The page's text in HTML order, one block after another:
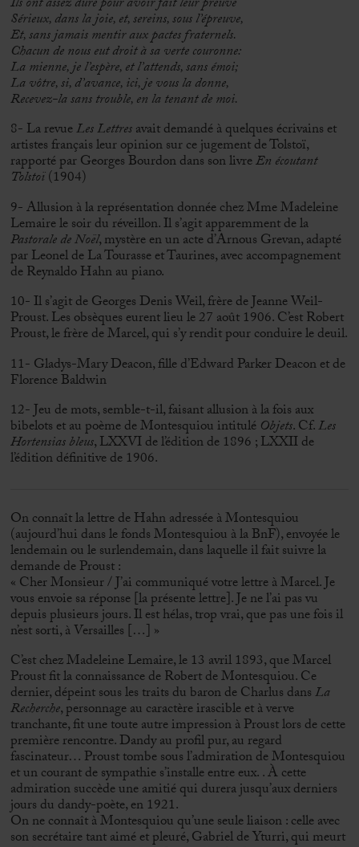
Sérieux, dans la joie, et, sereins, sous l’épreuve,
Et, sans jamais mentir aux pactes fraternels.
Chacun de nous eut droit à sa verte couronne:
La mienne, je l’espère, et l’attends, sans émoi;
La vôtre, si, d’avance, ici, je vous la donne,
Recevez-la sans trouble, en la tenant de moi.
8- La revueLes Lettresavait demandé à quelques écrivains et
artistes français leur opinion sur ce jugement de Tolstoï,
rapporté par Georges Bourdon dans son livreEn écoutant
Tolstoï(1904)
9- Allusion à la représentation donnée chez Mme Madeleine
Lemaire le soir du réveillon. Il s’agit apparemment de la
Pastorale de Noël, mystère en un acte d’Arnous Grevan, adapté
par Leonel de La Tourasse et Taurines, avec accompagnement
de Reynaldo Hahn au piano.
10- Il s’agit de Georges Denis Weil, frère de Jeanne Weil-
Proust. Les obsèques eurent lieu le 27 août 1906. C’est Robert
Proust, le frère de Marcel, qui s’y rendit pour conduire le deuil.
11- Gladys-Mary Deacon, fille d’Edward Parker Deacon et de
Florence Baldwin
12- Jeu de mots, semble-t-il, faisant allusion à la fois aux
bibelots et au poème de Montesquiou intitulé Objets. Cf.Les
Hortensias bleus, LXXVI de l’édition de 1896 ; LXXII de
l’édition définitive de 1906.
On connaît la lettre de Hahn adressée à Montesquiou
(aujourd’hui dans le fonds Montesquiou à la BnF), envoyée le
lendemain ou le surlendemain, dans laquelle il fait suivre la
demande de Proust :
« Cher Monsieur / J’ai communiqué votre lettre à Marcel. Je
vous envoie sa réponse [la présente lettre]. Je ne l’ai pas vu
depuis plusieurs jours. Il est hélas, trop vrai, que pas une fois il
n’est sorti, à Versailles […] »
C’est chez Madeleine Lemaire, le 13 avril 1893, que Marcel
Proust fit la connaissance de Robert de Montesquiou. Ce
dernier, dépeint sous les traits du baron de Charlus dansLa
Recherche, personnage au caractère irascible et à verve
tranchante, fit une toute autre impression à Proust lors de cette
première rencontre. Dandy au profil pur, au regard
fascinateur… Proust tombe sous l’admiration de Montesquiou
et un courant de sympathie s’installe entre eux. . À cette
admiration succède une amitié qui durera jusqu’aux derniers
jours du dandy-poète, en 1921.
On ne connaît à Montesquiou qu’une seule liaison : celle avec
son secrétaire tant aimé et pleuré, Gabriel de Yturri, qui meurt